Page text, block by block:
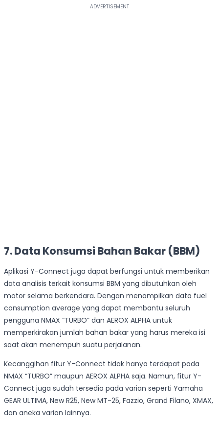
7. Data Konsumsi Bahan Bakar (BBM)
Aplikasi Y-Connect juga dapat berfungsi untuk memberikan
data analisis terkait konsumsi BBM yang dibutuhkan oleh
motor selama berkendara. Dengan menampilkan data fuel
consumption average yang dapat membantu seluruh
pengguna NMAX “TURBO” dan AEROX ALPHA untuk
memperkirakan jumlah bahan bakar yang harus mereka isi
saat akan menempuh suatu perjalanan.
Kecanggihan fitur Y-Connect tidak hanya terdapat pada
NMAX “TURBO” maupun AEROX ALPHA saja. Namun, fitur Y-
Connect juga sudah tersedia pada varian seperti Yamaha
GEAR ULTIMA, New R25, New MT-25, Fazzio, Grand Filano, XMAX,
dan aneka varian lainnya.